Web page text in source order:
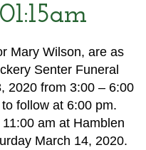
Mary Wilson, are as
Senter Funeral
2020 from 3:00 – 6:00
follow at 6:00 pm.
am at Hamblen
March 14, 2020.